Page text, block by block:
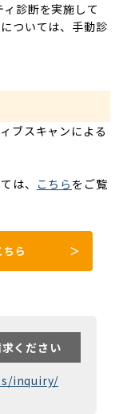
診断を実施して
ついては、手動診
ブスキャンによる
は、 こちら をご覧
ら
ください
inquiry/